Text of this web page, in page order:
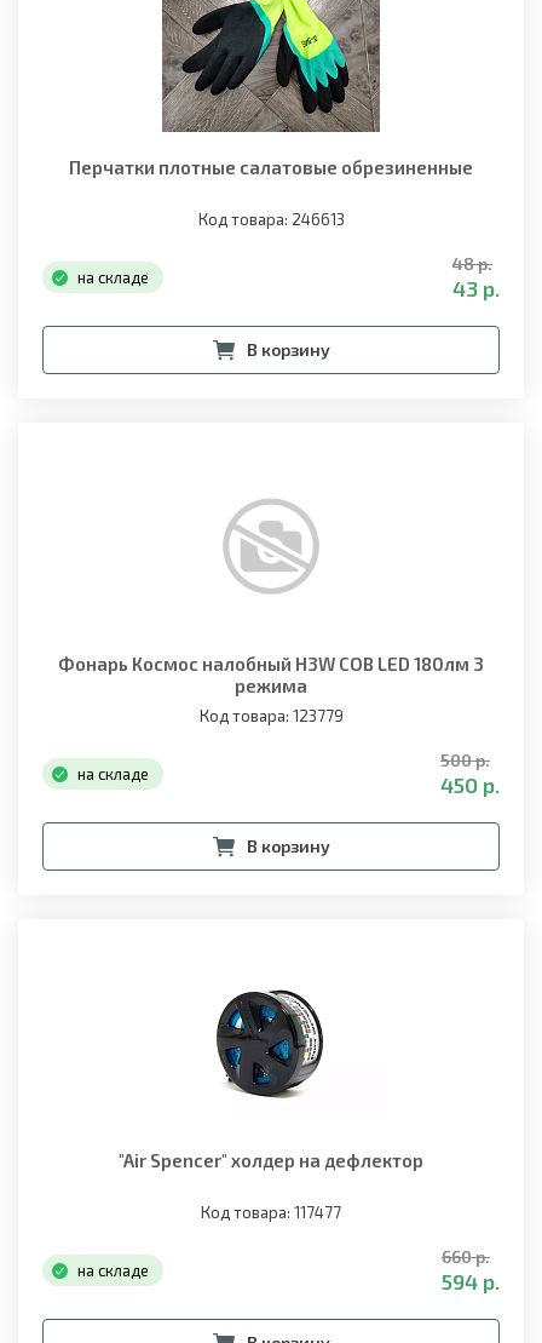
Перчатки плотные салатовые обрезиненные
Код товара: 246613
на складе
48 р.
43 р.
В корзину
Фонарь Космос налобный H3W COB LED 180лм 3
режима
Код товара: 123779
на складе
500 р.
450 р.
В корзину
"Air Spencer" холдер на дефлектор
Код товара: 117477
на складе
660 р.
594 р.